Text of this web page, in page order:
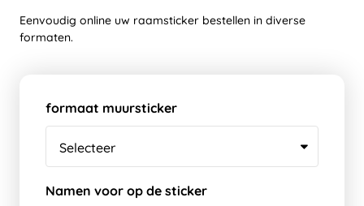
Eenvoudig online uw raamsticker bestellen in diverse
formaten.
formaat muursticker
Namen voor op de sticker